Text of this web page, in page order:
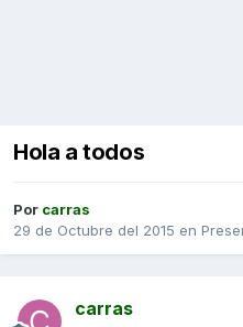
Hola a todos
Por carras
29 de Octubre del 2015 en
carras